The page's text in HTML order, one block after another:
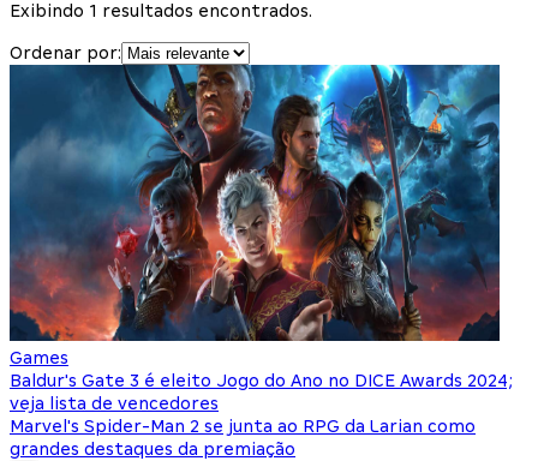
Exibindo 1 resultados encontrados.
Ordenar por:
Games
Baldur's Gate 3 é eleito Jogo do Ano no DICE Awards 2024;
veja lista de vencedores
Marvel's Spider-Man 2 se junta ao RPG da Larian como
grandes destaques da premiação